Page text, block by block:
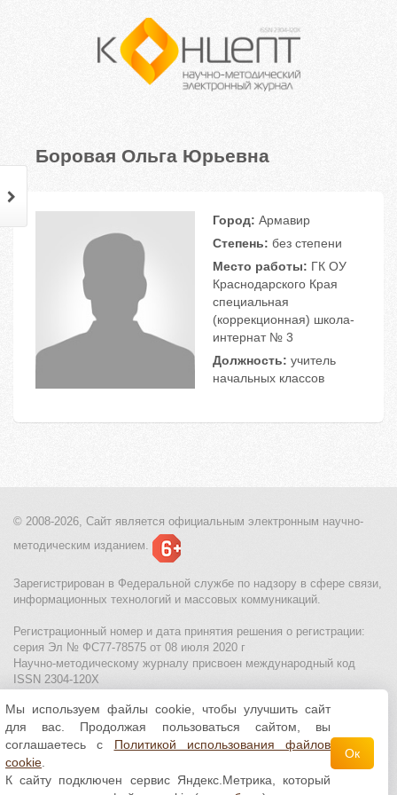
Боровая Ольга Юрьевна
Город: Армавир
Степень: без степени
Место работы: ГК ОУ
Краснодарского Края
специальная
(коррекционная) школа-
интернат № 3
Должность: учитель
начальных классов
© 2008-2026, Сайт является официальным электронным научно-
методическим изданием.
Зарегистрирован в Федеральной службе по надзору в сфере связи,
информационных технологий и массовых коммуникаций.
Регистрационный номер и дата принятия решения о регистрации:
серия Эл № ФС77-78575 от 08 июля 2020 г
Научно-методическому журналу присвоен международный код
ISSN 2304-120X
МЦИТО|Школьные олимпиады и онлайн конкурсы для детей
Политика использования файлов cookie| Политика обработки и
защиты персональных данных
Все материалы доступны полицензии Creative
Commons С указанием авторства 4.0 Всемирная
Мы используем файлы cookie, чтобы улучшить сайт
для вас. Продолжая пользоваться сайтом, вы
соглашаетесь с Политикой использования файлов
cookie
К сайту подключен сервис Яндекс.Метрика, который
Ок